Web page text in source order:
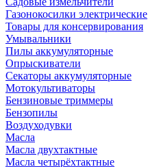
Газонокосилки электрические
Товары для консервирования
Умывальники
Пилы аккумуляторные
Опрыскиватели
Секаторы аккумуляторные
Мотокультиваторы
Бензиновые триммеры
Бензопилы
Воздуходувки
Масла
Масла двухтактные
Масла четырёхтактные